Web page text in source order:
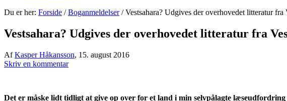
Du er her: Forside / Boganmeldelser /Vestsahara? Udgives der overhovedet litteratur fra
Vestsahara? Udgives der overhovedet litteratur fra
AfKasper Håkansson, 15. august 2016
Skriv en kommentar
Det er måske lidt tidligt at give op over for et land i min selvpålagte læseudfordring